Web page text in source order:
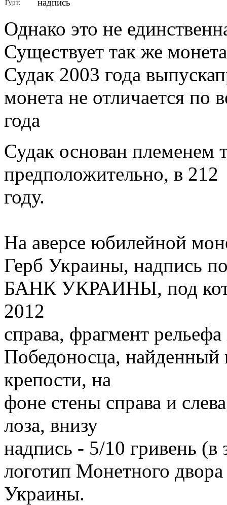
Гурт: надпись
Однако это не
Существует так же
Судак 2003 года
монета не отличается по
года
Судак основан племенем
предположительно, в 212
году.
На аверсе юбилейной
Герб Украины,
БАНК УКРАИНЫ, под
2012
справа, фрагмент
Победоносца, найденный
крепости, на
фоне стены справа и
лоза, внизу
надпись - 5/10 гривень (в
логотип Монетного
Украины.